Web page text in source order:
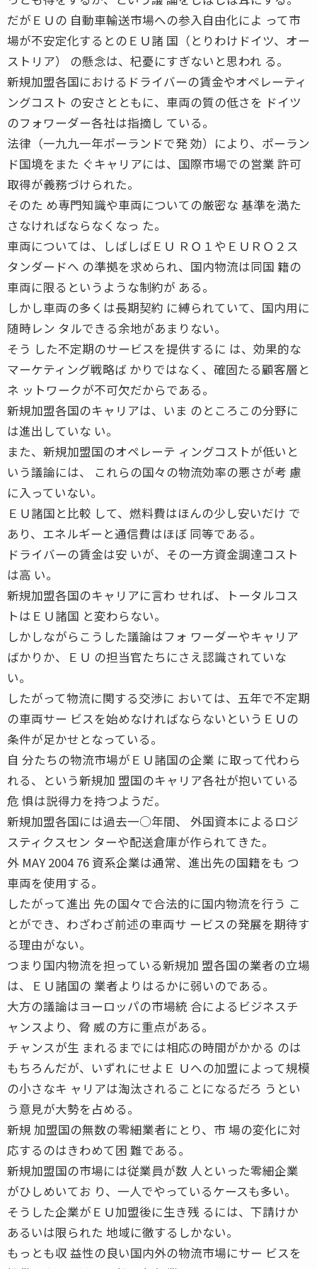
だがＥＵの 自動車輸送市場への参入自由化によ って市
場が不安定化するとのＥＵ諸 国（とりわけドイツ、オー
ストリア） の懸念は、杞憂にすぎないと思われ る。
新規加盟各国におけるドライバーの賃金やオペレーティ
ングコスト の安さとともに、車両の質の低さを ドイツ
のフォワーダー各社は指摘し ている。
法律（一九九一年ポーランドで発 効）により、ポーラン
ド国境をまた ぐキャリアには、国際市場での営業 許可
取得が義務づけられた。
そのた め専門知識や車両についての厳密な 基準を満た
さなければならなくなっ た。
車両については、しばしばＥＵ ＲＯ１やＥＵＲＯ２ス
タンダードへ の準拠を求められ、国内物流は同国 籍の
車両に限るというような制約が ある。
しかし車両の多くは長期契約 に縛られていて、国内用に
随時レン タルできる余地があまりない。
そう した不定期のサービスを提供するに は、効果的な
マーケティング戦略ば かりではなく、確固たる顧客層と
ネ ットワークが不可欠だからである。
新規加盟各国のキャリアは、いま のところこの分野に
は進出していな い。
また、新規加盟国のオペレーテ ィングコストが低いと
いう議論には、 これらの国々の物流効率の悪さが考 慮
に入っていない。
ＥＵ諸国と比較 して、燃料費はほんの少し安いだけ で
あり、エネルギーと通信費はほぼ 同等である。
ドライバーの賃金は安 いが、その一方資金調達コスト
は高 い。
新規加盟各国のキャリアに言わ せれば、トータルコス
トはＥＵ諸国 と変わらない。
しかしながらこうした議論はフォ ワーダーやキャリア
ばかりか、ＥＵ の担当官たちにさえ認識されていな
い。
したがって物流に関する交渉に おいては、五年で不定期
の車両サー ビスを始めなければならないというＥＵの
条件が足かせとなっている。
自 分たちの物流市場がＥＵ諸国の企業 に取って代わら
れる、という新規加 盟国のキャリア各社が抱いている
危 惧は説得力を持つようだ。
新規加盟各国には過去一○年間、 外国資本によるロジ
スティクスセン ターや配送倉庫が作られてきた。
外 MAY 2004 76 資系企業は通常、進出先の国籍をも つ
車両を使用する。
したがって進出 先の国々で合法的に国内物流を行う こ
とができ、わざわざ前述の車両サ ービスの発展を期待す
る理由がない。
つまり国内物流を担っている新規加 盟各国の業者の立場
は、ＥＵ諸国の 業者よりはるかに弱いのである。
大方の議論はヨーロッパの市場統 合によるビジネスチ
ャンスより、脅 威の方に重点がある。
チャンスが生 まれるまでには相応の時間がかかる のは
もちろんだが、いずれにせよＥ Ｕへの加盟によって規模
の小さなキ ャリアは淘汰されることになるだろ うとい
う意見が大勢を占める。
新規 加盟国の無数の零細業者にとり、市 場の変化に対
応するのはきわめて困 難である。
新規加盟国の市場には従業員が数 人といった零細企業
がひしめいてお り、一人でやっているケースも多い。
そうした企業がＥＵ加盟後に生き残 るには、下請けか
あるいは限られた 地域に徹するしかない。
もっとも収 益性の良い国内外の物流市場にサー ビスを